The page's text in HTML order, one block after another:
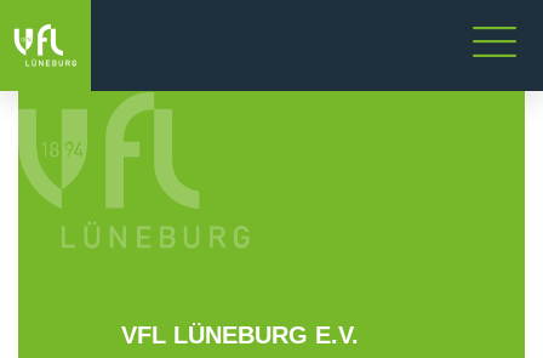
VFL LÜNEBURG E.V.